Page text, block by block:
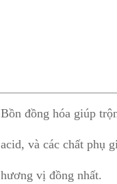
Bồn đồng hóa giúp
acid, và các chất phụ
hương vị đồng nhất.